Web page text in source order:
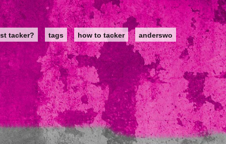
tacker? tags how to tacker anderswo